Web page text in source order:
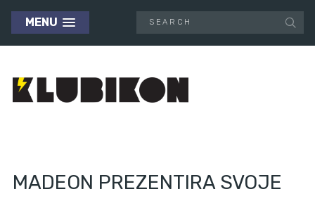
MENU
MADEON PREZENTIRA SVOJE